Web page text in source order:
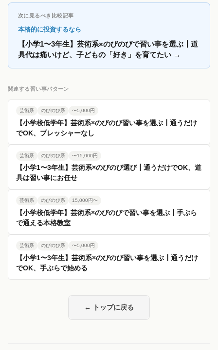
次に見るべき比較記事
本格的に投資するなら
【小学1〜3年生】芸術系×のびのびで習い事を選ぶ┃道
具代は痛いけど、子どもの「好き」を育てたい →
関連する習い事パターン
芸術系 のびのび系 〜5,000円
【小学校低学年】芸術系×のびのび習い事を選ぶ┃通うだけ
でOK、プレッシャーなし
芸術系 のびのび系 〜15,000円
【小学1〜3年生】芸術系×のびのび選び┃通うだけでOK、道
具は習い事にお任せ
芸術系 のびのび系 15,000円〜
【小学校低学年】芸術系×のびのびで習い事を選ぶ┃手ぶら
で通える本格教室
芸術系 のびのび系 〜5,000円
【小学1〜3年生】芸術系×のびのび習い事を選ぶ┃通うだけ
でOK、手ぶらで始める
← トップに戻る